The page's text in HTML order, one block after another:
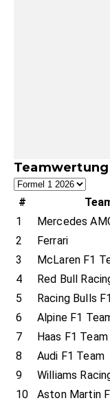
#
1
Mercedes
2
Ferrari
3
McLaren F1
4
Red Bull
5
Racing Bulls
6
Alpine F1
7
Haas F1 Team
8
Audi F1 Team
9
Williams
10
Aston Martin